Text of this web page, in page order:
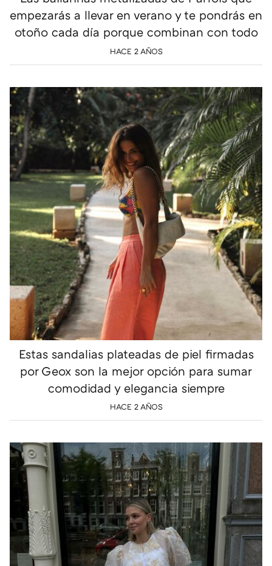
empezarás a llevar en verano y te pondrás en
otoño cada día porque combinan con todo
HACE 2 AÑOS
Estas sandalias plateadas de piel firmadas
por Geox son la mejor opción para sumar
comodidad y elegancia siempre
HACE 2 AÑOS